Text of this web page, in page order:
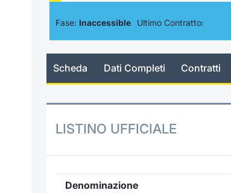
Fase: Inaccessible Ultimo Contratto:
Scheda Dati Completi Contratti
LISTINO UFFICIALE
Denominazione